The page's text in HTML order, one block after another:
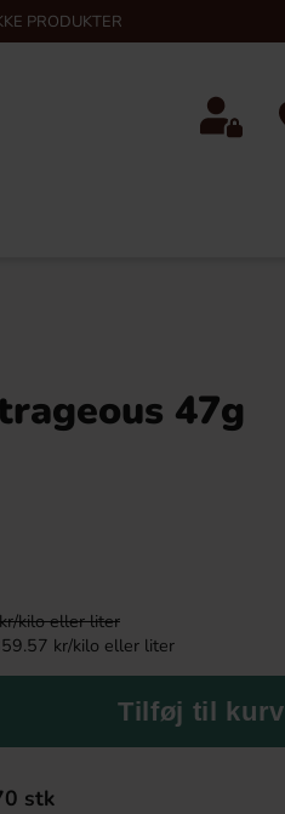
PRODUKTER
47g
kilo eller liter
kr/kilo eller liter
Tilføj til kurv
stk